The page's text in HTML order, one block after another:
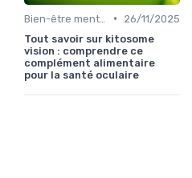
•
26/11/2025
Tout savoir sur kitosome
vision : comprendre ce
complément alimentaire
pour la santé oculaire